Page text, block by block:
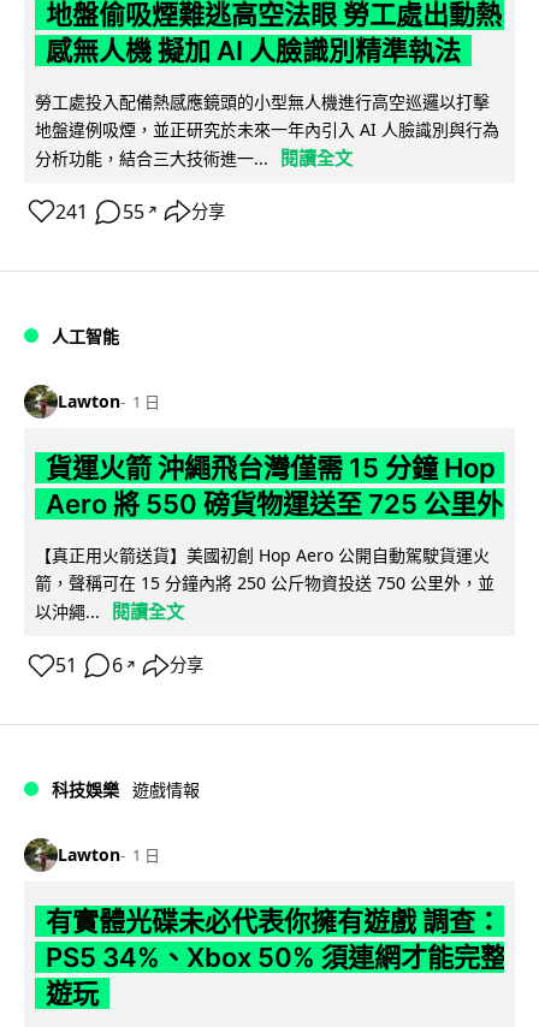
地盤偷吸煙難逃高空法眼 勞工處出動熱
感無人機 擬加 AI 人臉識別精準執法
勞工處投入配備熱感應鏡頭的小型無人機進行高空巡邏以打擊
地盤違例吸煙，並正研究於未來一年內引入 AI 人臉識別與行為
分析功能，結合三大技術進一...
閱讀全文
241 55 ↗ 分享
人工智能
Lawton 1 日
貨運火箭 沖繩飛台灣僅需 15 分鐘 Hop
Aero 將 550 磅貨物運送至 725 公里外
【真正用火箭送貨】美國初創 Hop Aero 公開自動駕駛貨運火
箭，聲稱可在 15 分鐘內將 250 公斤物資投送 750 公里外，並
以沖繩...
閱讀全文
51 6 ↗ 分享
科技娛樂 遊戲情報
Lawton 1 日
有實體光碟未必代表你擁有遊戲 調查：
PS5 34%、Xbox 50% 須連網才能完整
遊玩